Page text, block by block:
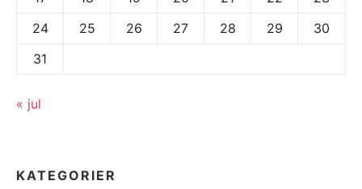
24
25 26 27 28 29
30
31
« jul
KATEGORIER